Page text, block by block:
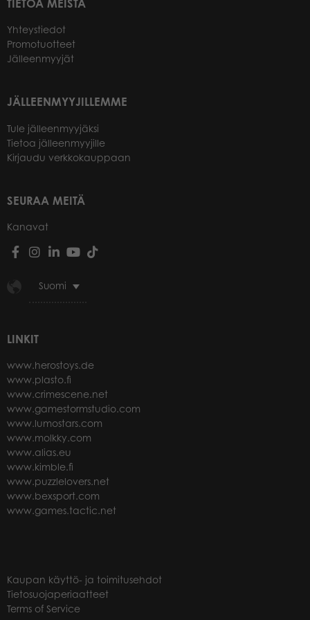
TIETOA MEISTÄ
Yhteystiedot
Promotuotteet
Jälleenmyyjät
JÄLLEENMYYJILLEMME
Tule jälleenmyyjäksi
Tietoa jälleenmyyjille
Kirjaudu verkkokauppaan
SEURAA MEITÄ
Kanavat
Suomi
LINKIT
www.herostoys.de
www.plasto.fi
www.crimescene.net
www.gamestormstudio.com
www.lumostars.com
www.molkky.com
www.alias.eu
www.kimble.fi
www.puzzlelovers.net
www.bexsport.com
www.games.tactic.net
Kaupan käyttö- ja toimitusehdot
Tietosuojaperiaatteet
Terms of Service